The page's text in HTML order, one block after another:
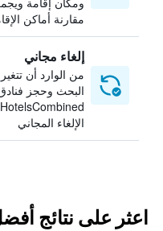
مقارنة أماكن
إلغاء مجاني
من الوارد أن
البحث وحجز
الإلغاء المجاني
اعثر على نتائج